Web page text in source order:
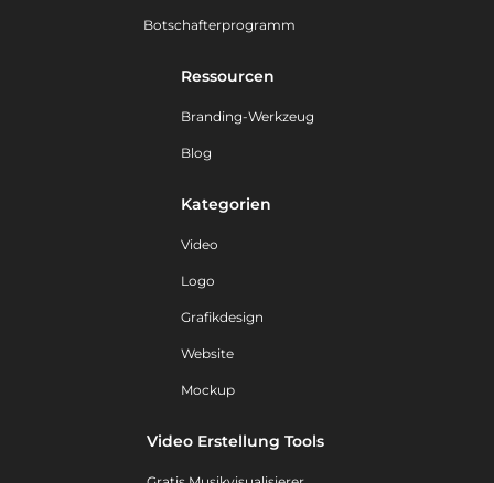
Botschafterprogramm
Ressourcen
Branding-Werkzeug
Blog
Kategorien
Video
Logo
Grafikdesign
Website
Mockup
Video Erstellung Tools